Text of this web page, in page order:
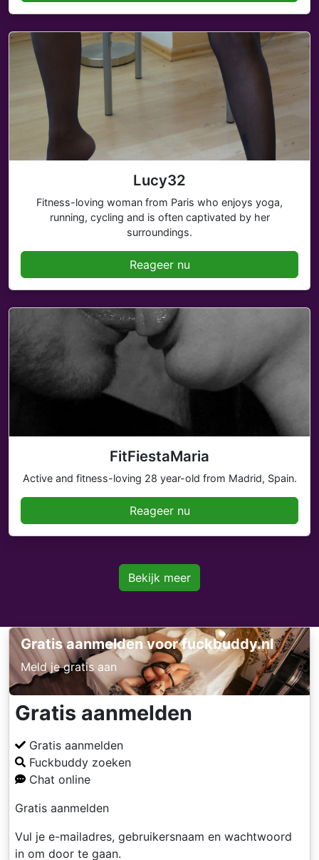
Lucy32
Fitness-loving woman from Paris who enjoys yoga,
running, cycling and is often captivated by her
surroundings.
Reageer nu
FitFiestaMaria
Active and fitness-loving 28 year-old from Madrid, Spain.
Reageer nu
Bekijk meer
Gratis aanmelden voor fuckbuddy.nl
Meld je gratis aan
Gratis aanmelden
Gratis aanmelden
Fuckbuddy zoeken
Chat online
Gratis aanmelden
Vul je e-mailadres, gebruikersnaam en wachtwoord
in om door te gaan.